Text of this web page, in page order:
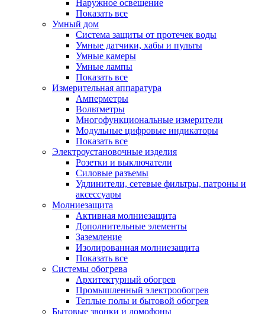
Наружное освещение
Показать все
Умный дом
Система защиты от протечек воды
Умные датчики, хабы и пульты
Умные камеры
Умные лампы
Показать все
Измерительная аппаратура
Амперметры
Вольтметры
Многофункциональные измерители
Модульные цифровые индикаторы
Показать все
Электроустановочные изделия
Розетки и выключатели
Силовые разъемы
Удлинители, сетевые фильтры, патроны и
аксессуары
Молниезащита
Активная молниезащита
Дополнительные элементы
Заземление
Изолированная молниезащита
Показать все
Системы обогрева
Архитектурный обогрев
Промышленный электрообогрев
Теплые полы и бытовой обогрев
Бытовые звонки и домофоны